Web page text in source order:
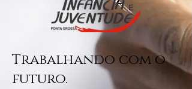
Trabalhando com o
futuro.